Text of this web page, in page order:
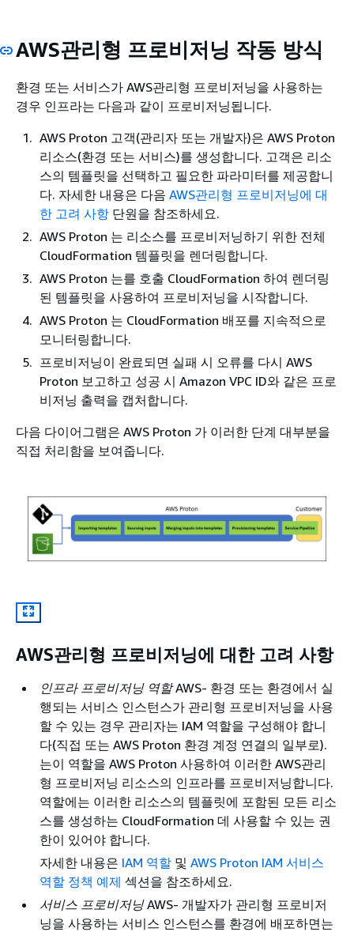
AWS관리형 프로비저닝 작동 방식
환경 또는 서비스가 AWS관리형 프로비저닝을 사용하는
경우 인프라는 다음과 같이 프로비저닝됩니다.
AWS Proton 고객(관리자 또는 개발자)은 AWS Proton
리소스(환경 또는 서비스)를 생성합니다. 고객은 리소
스의 템플릿을 선택하고 필요한 파라미터를 제공합니
다. 자세한 내용은 다음 AWS관리형 프로비저닝에 대
한 고려 사항 단원을 참조하세요.
AWS Proton 는 리소스를 프로비저닝하기 위한 전체
CloudFormation 템플릿을 렌더링합니다.
AWS Proton 는를 호출 CloudFormation 하여 렌더링
된 템플릿을 사용하여 프로비저닝을 시작합니다.
AWS Proton 는 CloudFormation 배포를 지속적으로
모니터링합니다.
프로비저닝이 완료되면 실패 시 오류를 다시 AWS
Proton 보고하고 성공 시 Amazon VPC ID와 같은 프로
비저닝 출력을 캡처합니다.
다음 다이어그램은 AWS Proton 가 이러한 단계 대부분을
직접 처리함을 보여줍니다.
AWS관리형 프로비저닝에 대한 고려 사항
인프라 프로비저닝 역할AWS- 환경 또는 환경에서 실
행되는 서비스 인스턴스가 관리형 프로비저닝을 사용
할 수 있는 경우 관리자는 IAM 역할을 구성해야 합니
다(직접 또는 AWS Proton 환경 계정 연결의 일부로).
는이 역할을 AWS Proton 사용하여 이러한 AWS관리
형 프로비저닝 리소스의 인프라를 프로비저닝합니다.
역할에는 이러한 리소스의 템플릿에 포함된 모든 리소
스를 생성하는 CloudFormation 데 사용할 수 있는 권
한이 있어야 합니다.
자세한 내용은 IAM 역할 및 AWS Proton IAM 서비스
역할 정책 예제 섹션을 참조하세요.
서비스 프로비저닝AWS- 개발자가 관리형 프로비저
닝을 사용하는 서비스 인스턴스를 환경에 배포하면는